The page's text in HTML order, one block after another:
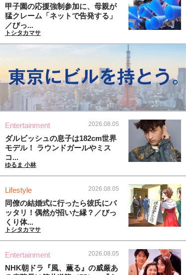
甲子園の応援強制参加に、母親が
猛クレーム「ネットで告発する」
／びっ...
トシタカマサ
Entertainment 2026.08.05
ダルビッシュの息子は182cm世界
モデル！ ラウンドガールやミス
コ...
ゆるま 小林
Lifestyle 2026.08.05
同僚の結婚式に行ったら彼氏にバ
ッタリ！偶然が招いた縁？／びっ
くり体...
トシタカマサ
Entertainment 2026.08.05
NHK朝ドラ『風、薫る』の威厳あ